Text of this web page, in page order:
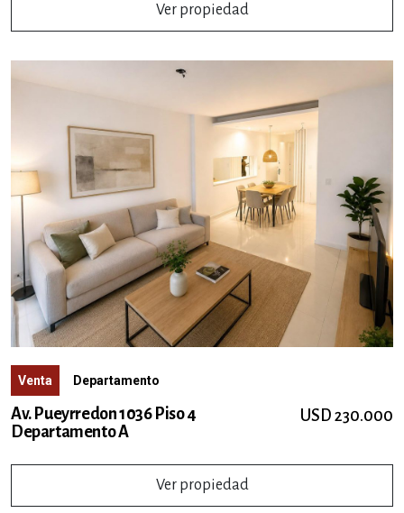
Ver propiedad
Venta Departamento
Av. Pueyrredon 1036 Piso 4
Departamento A
USD 230.000
Ver propiedad